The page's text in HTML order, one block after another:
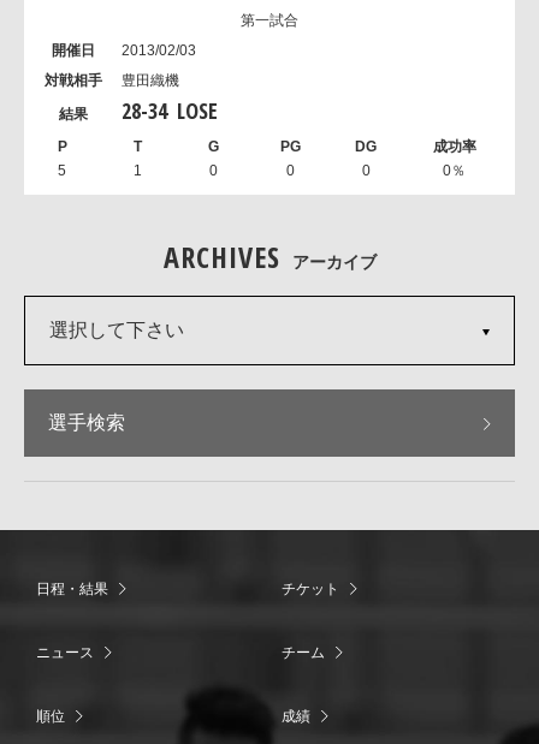
第一試合
2013/02/03
豊田織機
28-34 LOSE
5 1 0 0 0 0％
ARCHIVES アーカイブ
選択して下さい
選手検索
日程・結果 チケット
ニュース チーム
順位 成績